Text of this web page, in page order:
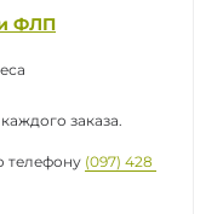
ФЛП
заказа.
телефону (097) 428